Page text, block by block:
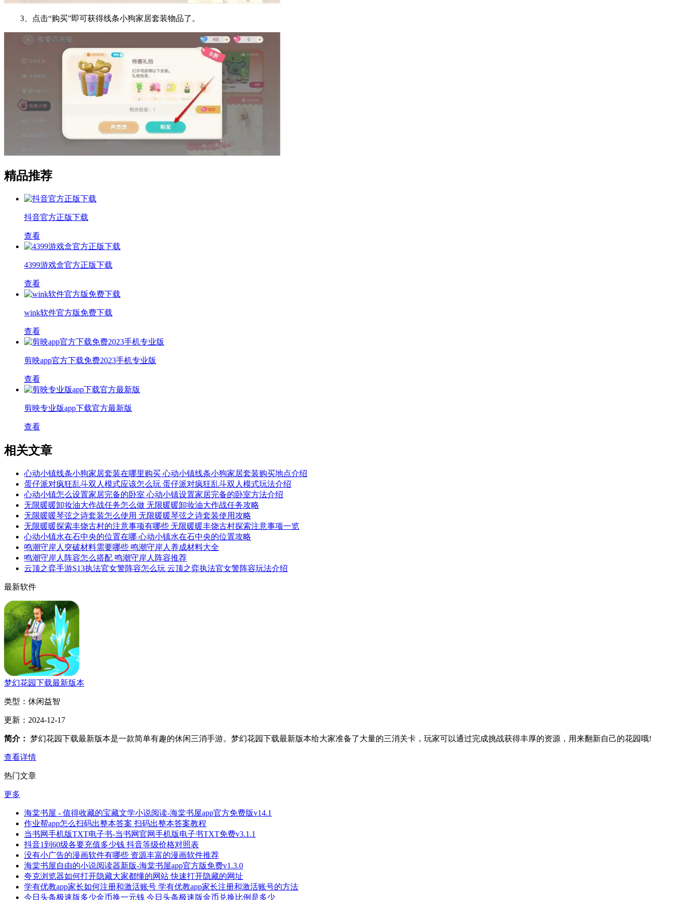
3、点击“购买”即可获得线条小狗家居套装物品了。
精品推荐
抖音官方正版下载
查看
4399游戏盒官方正版下载
查看
wink软件官方版免费下载
查看
剪映app官方下载免费2023手机专业版
查看
剪映专业版app下载官方最新版
查看
相关文章
心动小镇线条小狗家居套装在哪里购买 心动小镇线条小狗家居套装购买地点介绍
蛋仔派对疯狂乱斗双人模式应该怎么玩 蛋仔派对疯狂乱斗双人模式玩法介绍
心动小镇怎么设置家居完备的卧室 心动小镇设置家居完备的卧室方法介绍
无限暖暖卸妆油大作战任务怎么做 无限暖暖卸妆油大作战任务攻略
无限暖暖琴弦之诗套装怎么使用 无限暖暖琴弦之诗套装使用攻略
无限暖暖探索丰饶古村的注意事项有哪些 无限暖暖丰饶古村探索注意事项一览
心动小镇水在石中央的位置在哪 心动小镇水在石中央的位置攻略
鸣潮守岸人突破材料需要哪些 鸣潮守岸人养成材料大全
鸣潮守岸人阵容怎么搭配 鸣潮守岸人阵容推荐
云顶之弈手游S13执法官女警阵容怎么玩 云顶之弈执法官女警阵容玩法介绍
最新软件
梦幻花园下载最新版本
类型： 休闲益智
更新： 2024-12-17
简介： 梦幻花园下载最新版本是一款简单有趣的休闲三消手游。梦幻花园下载最新版本给大家准备了大量的三消关卡，玩家可以通过完成挑战获得丰厚的资源，用来翻新自己的花园哦!
查看详情
热门文章
更多
海棠书屋 - 值得收藏的宝藏文学小说阅读-海棠书屋app官方免费版v14.1
作业帮app怎么扫码出整本答案 扫码出整本答案教程
当书网手机版TXT电子书-当书网官网手机版电子书TXT免费v3.1.1
抖音1到60级各要充值多少钱 抖音等级价格对照表
没有小广告的漫画软件有哪些 资源丰富的漫画软件推荐
海棠书屋自由的小说阅读器新版-海棠书屋app官方版免费v1.3.0
夸克浏览器如何打开隐藏大家都懂的网站 快速打开隐藏的网址
学有优教app家长如何注册和激活账号 学有优教app家长注册和激活账号的方法
今日头条极速版多少金币换一元钱 今日头条极速版金币兑换比例是多少